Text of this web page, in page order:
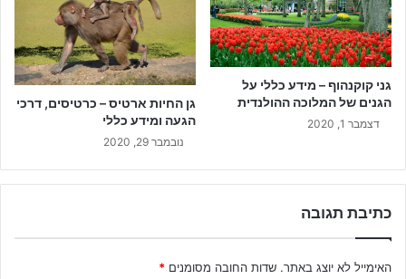
גני קוקנהוף – מידע כללי על
הגנים של המלוכה ההולנדית
דצמבר 1, 2020
גן החיות ארטיס – כרטיסים, דרכי
הגעה ומידע כללי
נובמבר 29, 2020
כתיבת תגובה
האימייל לא יוצג באתר. שדות החובה מסומנים *